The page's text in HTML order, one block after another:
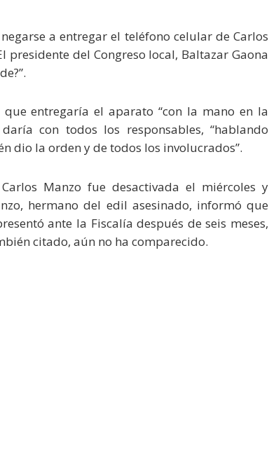
a entregar el teléfono celular de Carlos
presidente del Congreso local, Baltazar Gaona
entregaría el aparato “con la mano en la
con todos los responsables, “hablando
dio la orden y de todos los involucrados”.
Manzo fue desactivada el miércoles y
hermano del edil asesinado, informó que
ante la Fiscalía después de seis meses,
citado, aún no ha comparecido.